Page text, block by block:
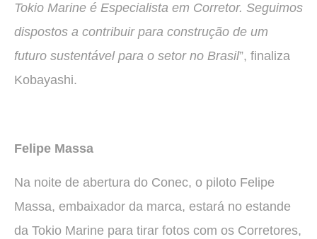
Tokio Marine é Especialista em Corretor. Seguimos
dispostos a contribuir para construção de um
futuro sustentável para o setor no Brasil”, finaliza
Kobayashi.
Felipe Massa
Na noite de abertura do Conec, o piloto Felipe
Massa, embaixador da marca, estará no estande
da Tokio Marine para tirar fotos com os Corretores,